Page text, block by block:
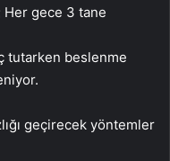
tutarken beslenme
geçirecek yöntemler